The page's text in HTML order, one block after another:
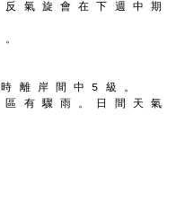
氣 旋 會 在 下 週 中 期
離 岸 間 中 5 級 。
有 驟 雨 。 日 間 天 氣